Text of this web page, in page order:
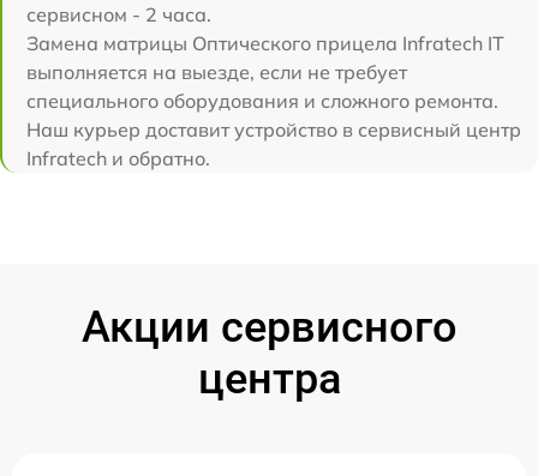
сервисном - 2 часа.
Замена матрицы Оптического прицела Infratech IT
выполняется на выезде, если не требует
специального оборудования и сложного ремонта.
Наш курьер доставит устройство в сервисный центр
Infratech и обратно.
Акции сервисного
центра